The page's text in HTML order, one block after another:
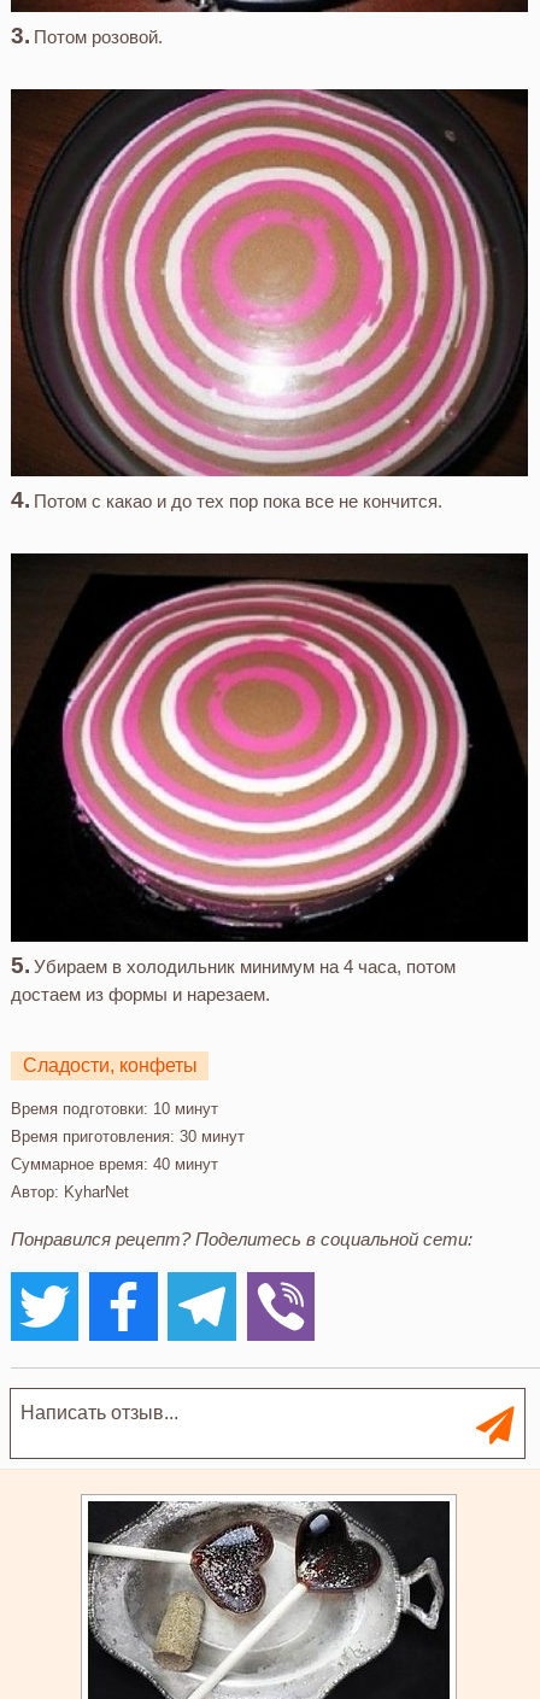
Потом розовой.
Потом с какао и до тех пор пока все не кончится.
Убираем в холодильник минимум на 4 часа, потом
достаем из формы и нарезаем.
Сладости, конфеты
Время подготовки: 10 минут
Время приготовления: 30 минут
Суммарное время: 40 минут
Автор: KyharNet
Понравился рецепт? Поделитесь в социальной сети: